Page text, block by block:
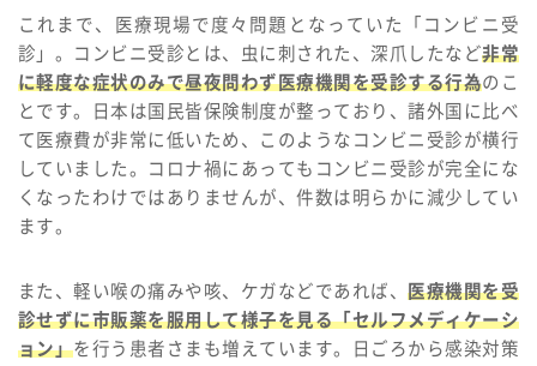
これまで、医療現場で度々問題となっていた「コンビニ受
診」。コンビニ受診とは、虫に刺された、深爪したなど非常
に軽度な症状のみで昼夜問わず医療機関を受診する行為のこ
とです。日本は国民皆保険制度が整っており、諸外国に比べ
て医療費が非常に低いため、このようなコンビニ受診が横行
していました。コロナ禍にあってもコンビニ受診が完全にな
くなったわけではありませんが、件数は明らかに減少してい
ます。
また、軽い喉の痛みや咳、ケガなどであれば、医療機関を受
診せずに市販薬を服用して様子を見る「セルフメディケーシ
ョン」を行う患者さまも増えています。日ごろから感染対策